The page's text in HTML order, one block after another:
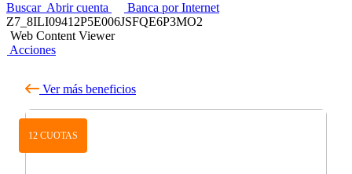
Buscar Abrir cuenta
Banca por Internet
Z7_8ILI09412P5E006JSFQE6P3MO2
Web Content Viewer
Acciones
Ver más beneficios
12 CUOTAS